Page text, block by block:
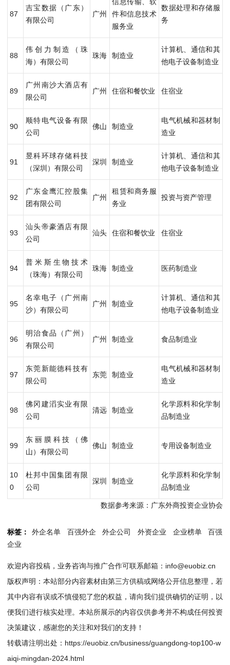
87
吉宝数据（广东）
有限公司
广州
件和信息技术
服务业
数据处理和存储服
务
88
伟创力制造（珠
海）有限公司
珠海 制造业
计算机、通信和其
他电子设备制造业
89
广州南沙大酒店有
限公司
广州 住宿和餐饮业 住宿业
90
顺特电气设备有限
公司
佛山 制造业
电气机械和器材制
造业
91
昱科环球存储科技
（深圳）有限公司
深圳 制造业
计算机、通信和其
他电子设备制造业
92
广东金鹰汇控股集
团有限公司
广州
租赁和商务服
务业
投资与资产管理
93
汕头帝豪酒店有限
公司
汕头 住宿和餐饮业 住宿业
94
普米斯生物技术
（珠海）有限公司
珠海 制造业 医药制造业
95
名幸电子（广州南
沙）有限公司
广州 制造业
计算机、通信和其
他电子设备制造业
96
明治食品（广州）
有限公司
广州 制造业 食品制造业
97
东莞新能德科技有
限公司
东莞 制造业
电气机械和器材制
造业
98
佛冈建滔实业有限
公司
清远 制造业
化学原料和化学制
品制造业
99
东丽膜科技（佛
山）有限公司
佛山 制造业 专用设备制造业
10
0
杜邦中国集团有限
公司
深圳 制造业
化学原料和化学制
品制造业
数据参考来源：广东外商投资企业协会
标签： 外企名单 百强外企 外企公司 外资企业 企业榜单
百强
企业
欢迎内容投稿，业务咨询与推广合作可联系邮箱：info@euobiz.cn
版权声明：本站部分内容素材由第三方供稿或网络公开信息整理，若
其中内容有误或不慎侵犯了您的权益，请向我们提供确切的证明，以
便我们进行核实处理。本站所展示的内容仅供参考并不构成任何投资
决策建议，感谢您的关注和对我们的支持！
转载请注明出处： https://euobiz.cn/business/guangdong-top100-w
aiqi-mingdan-2024.html